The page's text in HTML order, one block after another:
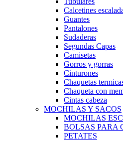
Calcetines
Guantes
Pantalones
Sudaderas
Segundas Capas
Camisetas
Gorros y gorras
Cinturones
Chaquetas
Chaqueta con
Cintas cabeza
MOCHILAS Y SACOS
MOCHILAS
BOLSAS PARA
PETATES